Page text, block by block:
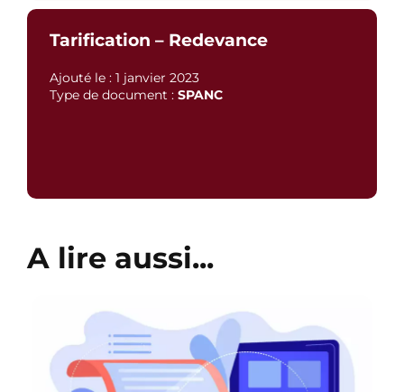
Tarification – Redevance
Ajouté le : 1 janvier 2023
Type de document : SPANC
A lire aussi...